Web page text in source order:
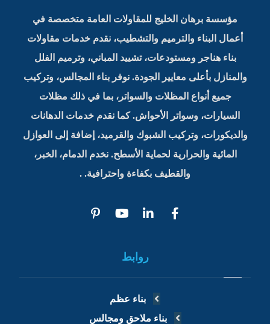
مؤسسة برهان الخليج للمقاولات العامة متخصصة في
أعمال البناء والترميم والتشطيب، نقدم خدمات مقاولات
بناء هناجر ومستودعات، تشييد المباني، وترميم الفلل
والمنازل بأعلى معايير الجودة. نوفر بناء المجالس، وتركيب
جميع أنواع المظلات والسواتر، بما في ذلك مظلات
السيارات، وسواتر الأحواش. كما نقدم خدمات الدهانات
والديكورات، وتركيب الشبوك والقرميد، إضافة إلى العوازل
المائية والحرارية لحماية الأسطح. نخدم الدمام، الخبر،
والقطيف بكفاءة واحترافية. .
روابط
بناء عظم
بناء ملاحق ومجالس